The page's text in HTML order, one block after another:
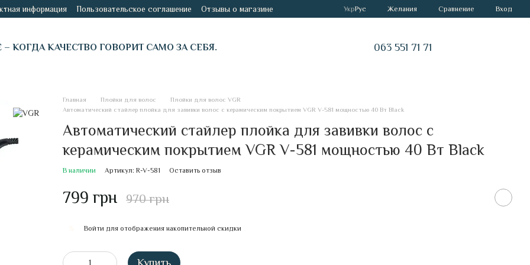
информация Пользовательское соглашение Отзывы о магазине УкрРус Желания Сравнение Вход
– КОГДА КАЧЕСТВО ГОВОРИТ САМО ЗА СЕБЯ. 063 551 71 71
Главная Плойки для волос
Плойки для волос VGR
Автоматический стайлер плойка для завивки волос с керамическим покрытием VGR V-581 мощностью 40 Вт Black
Автоматический стайлер плойка для завивки волос с
керамическим покрытием VGR V-581 мощностью 40 Вт Black
В наличии Артикул: R-V-581 Оставить отзыв
799 грн 970 грн
Войти для отображения накопительной скидки
Купить